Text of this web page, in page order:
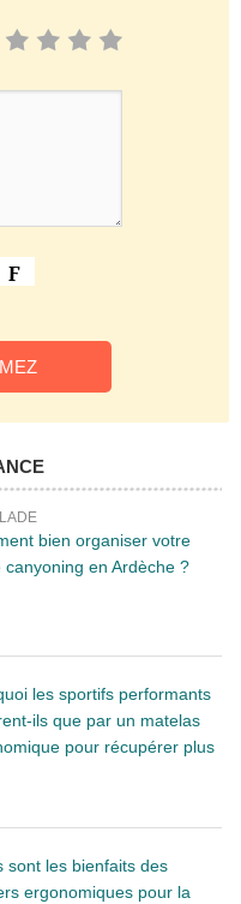
bien organiser votre
canyoning en Ardèche ?
les sportifs performants
ils que par un matelas
pour récupérer plus
sont les bienfaits des
ergonomiques pour la